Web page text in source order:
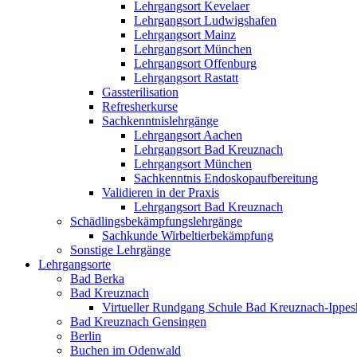
Lehrgangsort Kevelaer
Lehrgangsort Ludwigshafen
Lehrgangsort Mainz
Lehrgangsort München
Lehrgangsort Offenburg
Lehrgangsort Rastatt
Gassterilisation
Refresherkurse
Sachkenntnislehrgänge
Lehrgangsort Aachen
Lehrgangsort Bad Kreuznach
Lehrgangsort München
Sachkenntnis Endoskopaufbereitung
Validieren in der Praxis
Lehrgangsort Bad Kreuznach
Schädlingsbekämpfungslehrgänge
Sachkunde Wirbeltierbekämpfung
Sonstige Lehrgänge
Lehrgangsorte
Bad Berka
Bad Kreuznach
Virtueller Rundgang Schule Bad Kreuznach-
Bad Kreuznach Gensingen
Berlin
Buchen im Odenwald